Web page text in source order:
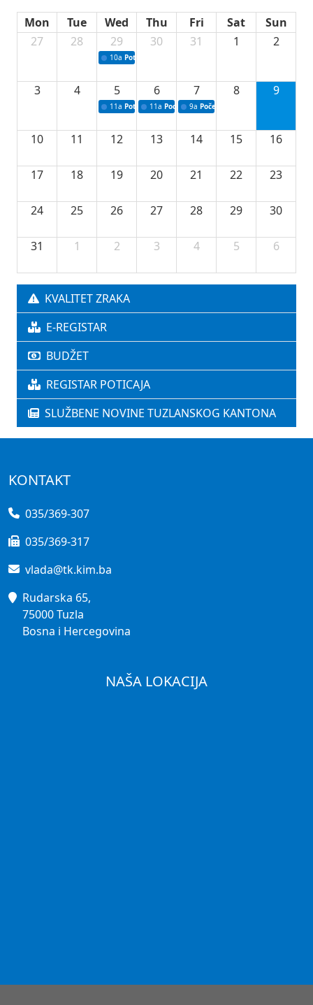
Mon Tue Wed Thu Fri Sat
Sun
27
28 29
10a Potpisivanje ugovora sa neprofitnim
30 31 1 2
3 4 5
11a Potpisivanje ugovora o stipendijama za
6
11a Podrška razvoju vodne infrastrukture u
7
9a Početak izgradnje nove
8 9
10 11 12 13 14 15 16
17 18 19 20 21 22 23
24 25 26 27 28 29 30
31 1 2 3 4 5 6
KVALITET ZRAKA
E-REGISTAR
BUDŽET
REGISTAR POTICAJA
SLUŽBENE NOVINE TUZLANSKOG KANTONA
KONTAKT
035/369-307
035/369-317
vlada@tk.kim.ba
Rudarska 65,
75000 Tuzla
Bosna i Hercegovina
NAŠA LOKACIJA